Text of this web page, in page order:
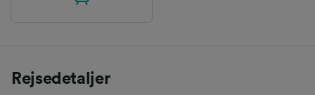
Rejsedetaljer